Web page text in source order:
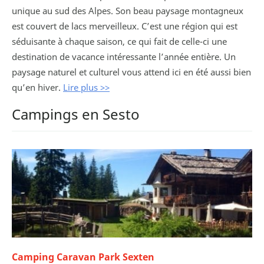
unique au sud des Alpes. Son beau paysage montagneux
est couvert de lacs merveilleux. C’est une région qui est
séduisante à chaque saison, ce qui fait de celle-ci une
destination de vacance intéressante l’année entière. Un
paysage naturel et culturel vous attend ici en été aussi bien
qu’en hiver. Lire plus >>
Campings en Sesto
Camping Caravan Park Sexten